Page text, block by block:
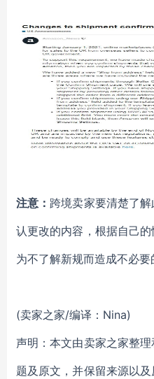
注意： 跨境卖家要清楚了
认更改的内容，根据自己
为不了解新规而造成不必要
(卖家之家/编译：Nina)
声明：本文由卖家之家整
题及原文，并保留来源以